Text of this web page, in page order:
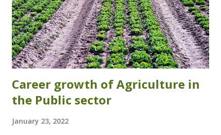
Career growth of Agriculture in
the Public sector
January 23, 2022